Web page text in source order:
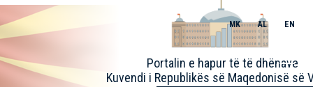
Portalin e hapur të të dhënave
Kuvendi i Republikës së Maqedonisë së
MK AL EN
Toggle